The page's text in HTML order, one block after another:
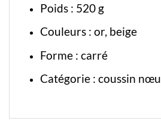
Poids : 520 g
Couleurs : or, beige
Forme : carré
Catégorie : coussin